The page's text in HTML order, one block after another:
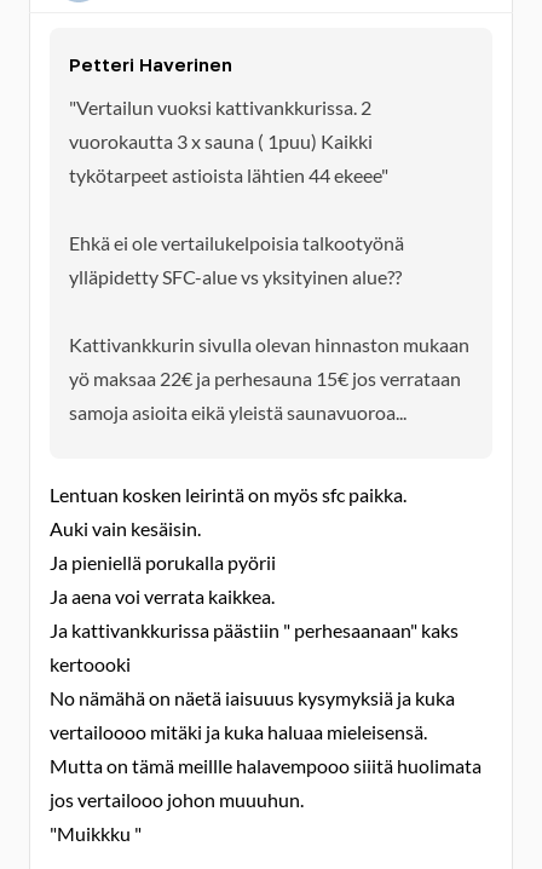
Petteri Haverinen
"Vertailun vuoksi kattivankkurissa. 2
vuorokautta 3 x sauna ( 1puu) Kaikki
tykötarpeet astioista lähtien 44 ekeee"
Ehkä ei ole vertailukelpoisia talkootyönä
ylläpidetty SFC-alue vs yksityinen alue??
Kattivankkurin sivulla olevan hinnaston mukaan
yö maksaa 22€ ja perhesauna 15€ jos verrataan
samoja asioita eikä yleistä saunavuoroa...
Lentuan kosken leirintä on myös sfc paikka.
Auki vain kesäisin.
Ja pieniellä porukalla pyörii
Ja aena voi verrata kaikkea.
Ja kattivankkurissa päästiin " perhesaanaan" kaks
kertoooki
No nämähä on näetä iaisuuus kysymyksiä ja kuka
vertailoooo mitäki ja kuka haluaa mieleisensä.
Mutta on tämä meillle halavempooo siiitä huolimata
jos vertailooo johon muuuhun.
"Muikkku "